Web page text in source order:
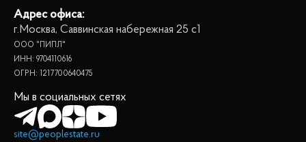
Адрес офиса:
г.Москва, Саввинская набережная 25 с1
ООО "ПИПЛ"
ИНН: 9704110616
ОГРН: 1217700640475
Мы в социальных сетях
site@peoplestate.ru